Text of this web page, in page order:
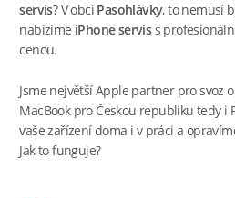
servis? V obci Pasohlávky, to nemusí
nabízíme iPhone serviss
cenou.
Jsme největší Apple partner pro svoz
MacBook pro Českou republiku tedy i
vaše zařízení doma i v práci a
Jak to funguje?